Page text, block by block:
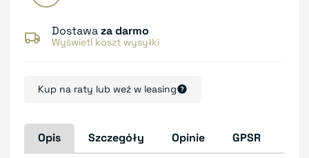
Dostawaza darmo
Wyświetl koszt wysyłki
Kup na raty lub weź w leasing
Opis Szczegóły Opinie GPSR